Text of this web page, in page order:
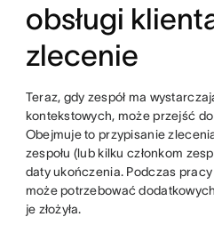
obsługi
zlecenie
Teraz, gdy zespół ma
kontekstowych, może przejść
Obejmuje to przypisanie
zespołu (lub kilku członkom
daty ukończenia. Podczas
może potrzebować
je złożyła.